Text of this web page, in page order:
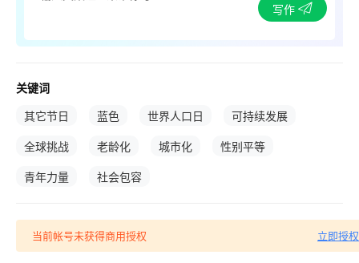
写作
关键词
其它节日
蓝色 世界人口日
可持续发展
全球挑战
老龄化 城市化
性别平等
青年力量
社会包容
当前帐号未获得商用授权 立即授权